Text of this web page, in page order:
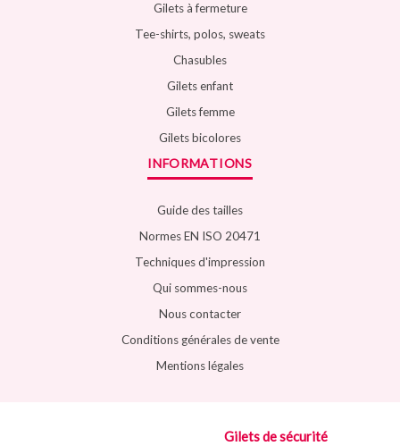
Gilets à fermeture
Tee-shirts, polos, sweats
Chasubles
Gilets enfant
Gilets femme
Gilets bicolores
INFORMATIONS
Guide des tailles
Normes EN ISO 20471
Techniques d'impression
Qui sommes-nous
Nous contacter
Conditions générales de vente
Mentions légales
Gilets de sécurité